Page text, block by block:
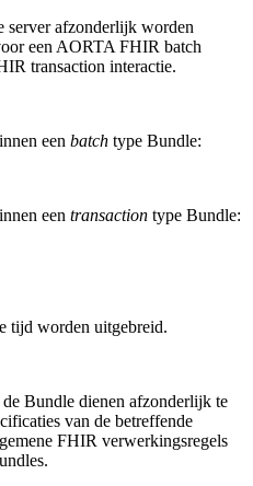
server afzonderlijk worden
een AORTA FHIR batch
transaction interactie.
een batch type Bundle:
een transaction type Bundle:
tijd worden uitgebreid.
Bundle dienen afzonderlijk te
van de betreffende
FHIR verwerkingsregels